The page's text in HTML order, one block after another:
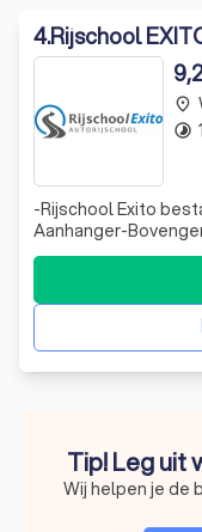
4.Rijschool
9,2
-Rijschool Exito
Aanhanger-
Spoedcursus-
place
timelapse
Tip! Leg uit
Wij helpen je de